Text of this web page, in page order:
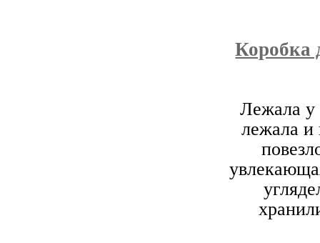
Коробка
Лежала у
лежала и